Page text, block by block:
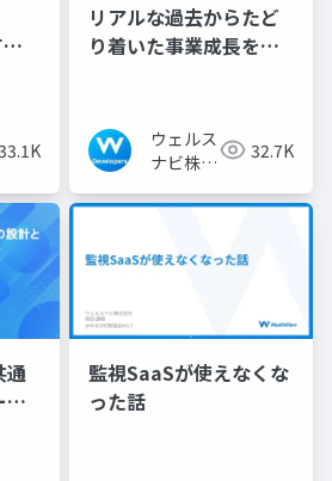
リアルな過去からたど
り着いた事業成長を牽
ウェルス
ナビ株式
術広報チ
32.7K
通
監視SaaSが使えなくな
った話